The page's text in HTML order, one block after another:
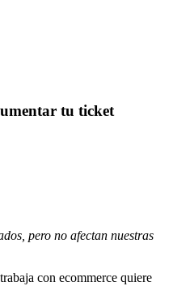
tu ticket
pero no afectan nuestras
con ecommerce quiere